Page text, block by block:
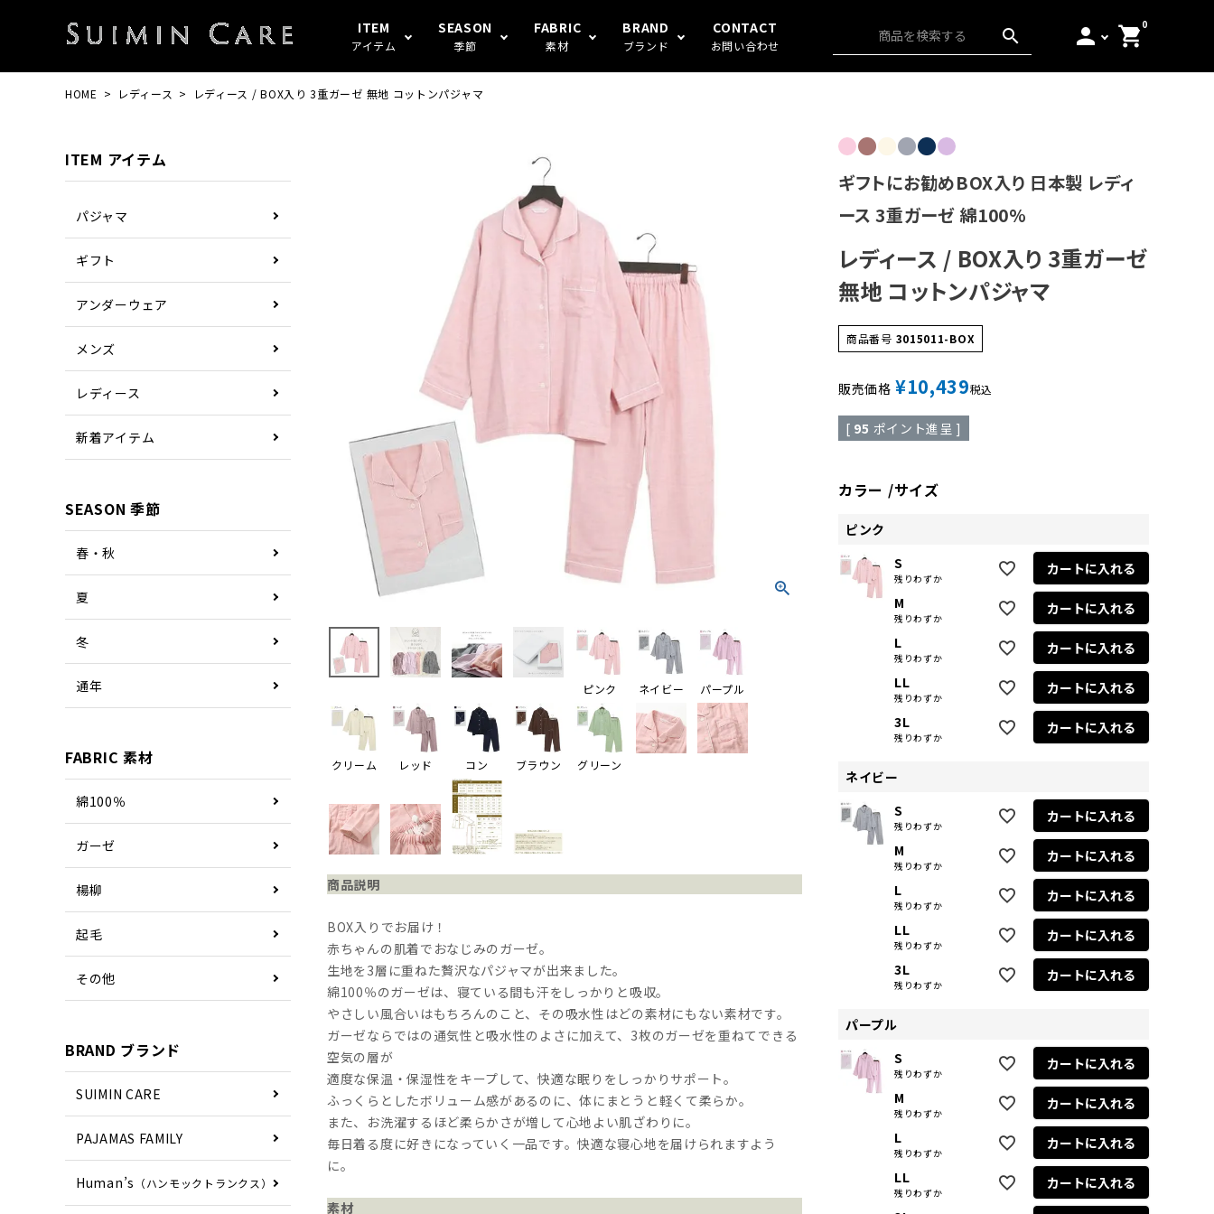
ITEM
アイテム
SEASON
季節
FABRIC
素材
BRAND
ブランド
CONTACT
お問い合わせ search person 0
shopping_cart
HOME レディース レディース / BOX入り 3重ガーゼ 無地 コットンパジャマ
ITEM アイテム
パジャマ
ギフト
アンダーウェア
メンズ
レディース
新着アイテム
SEASON 季節
春・秋
夏
冬
通年
FABRIC 素材
綿100％
ガーゼ
楊柳
起毛
その他
BRAND ブランド
SUIMIN CARE
PAJAMAS FAMILY
Human’s （ハンモックトランクス）
ピンク ネイビー パープル
クリーム レッド コン ブラウン グリーン
商品説明
BOX入りでお届け！
赤ちゃんの肌着でおなじみのガーゼ。
生地を3層に重ねた贅沢なパジャマが出来ました。
綿100％のガーゼは、寝ている間も汗をしっかりと吸収。
やさしい風合いはもちろんのこと、その吸水性はどの素材にもない素材です。
ガーゼならではの通気性と吸水性のよさに加えて、3枚のガーゼを重ねてできる
空気の層が
適度な保温・保湿性をキープして、快適な眠りをしっかりサポート。
ふっくらとしたボリューム感があるのに、体にまとうと軽くて柔らか。
また、お洗濯するほど柔らかさが増して心地よい肌ざわりに。
毎日着る度に好きになっていく一品です。快適な寝心地を届けられますよう
に。
素材
ギフトにお勧めBOX入り 日本製 レディ
ース 3重ガーゼ 綿100%
レディース / BOX入り 3重ガーゼ
無地 コットンパジャマ
商品番号 3015011-BOX
販売価格 ¥10,439税込
[ 95 ポイント進呈 ]
カラー サイズ
ピンク
S
残りわずか
カートに入れる
M
残りわずか
カートに入れる
L
残りわずか
カートに入れる
LL
残りわずか
カートに入れる
3L
残りわずか
カートに入れる
ネイビー
S
残りわずか
カートに入れる
M
残りわずか
カートに入れる
L
残りわずか
カートに入れる
LL
残りわずか
カートに入れる
3L
残りわずか
カートに入れる
パープル
S
残りわずか
カートに入れる
M
残りわずか
カートに入れる
L
残りわずか
カートに入れる
LL
残りわずか
カートに入れる